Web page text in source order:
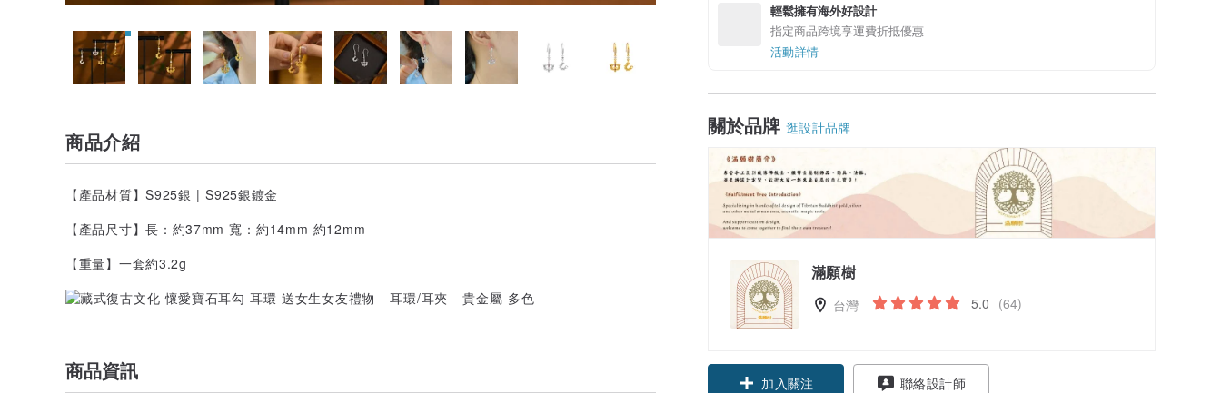
輕鬆擁有海外好設計
指定商品跨境享運費折抵優惠
活動詳情
關於品牌 逛設計品牌
滿願樹
台灣 5.0 (64)
加入關注 聯絡設計師
商品介紹
【產品材質】S925銀 | S925銀鍍金
【產品尺寸】長：約37mm 寬：約14mm 約12mm
【重量】一套約3.2g
商品資訊